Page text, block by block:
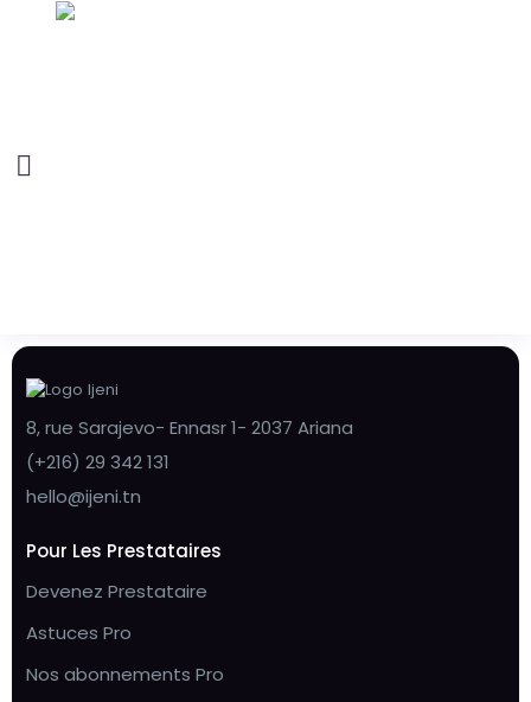
8, rue Sarajevo- Ennasr 1- 2037 Ariana
(+216) 29 342 131
hello@ijeni.tn
Pour Les Prestataires
Devenez Prestataire
Astuces Pro
Nos abonnements Pro